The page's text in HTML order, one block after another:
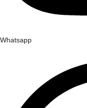
Whatsapp